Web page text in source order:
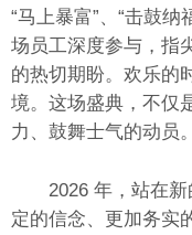
“马上暴富”、“击鼓
场员工深度参与，指
的热切期盼。欢乐的
境。这场盛典，不仅
力、鼓舞士气的动员。
2026 年，站在
定的信念、更加务实